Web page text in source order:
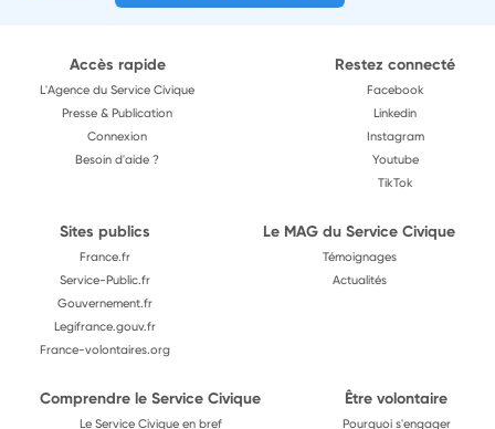
Accès rapide
L'Agence du Service Civique
Presse & Publication
Connexion
Besoin d'aide ?
Restez connecté
Facebook
Linkedin
Instagram
Youtube
TikTok
Sites publics
France.fr
Service-Public.fr
Gouvernement.fr
Legifrance.gouv.fr
France-volontaires.org
Le MAG du Service Civique
Témoignages
Actualités
Comprendre le Service Civique
Le Service Civique en bref
Être volontaire
Pourquoi s'engager